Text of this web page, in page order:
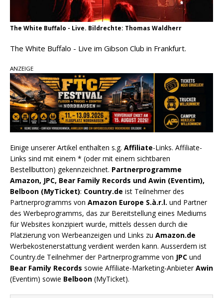
The White Buffalo - Live. Bildrechte: Thomas Waldherr
The White Buffalo - Live im Gibson Club in Frankfurt.
ANZEIGE
Einige unserer Artikel enthalten s.g. Affiliate-Links. Affiliate-
Links sind mit einem * (oder mit einem sichtbaren
Bestellbutton) gekennzeichnet. Partnerprogramme
Amazon, JPC, Bear Family Records und Awin (Eventim),
Belboon (MyTicket): Country.de ist Teilnehmer des
Partnerprogramms von Amazon Europe S.à.r.l. und Partner
des Werbeprogramms, das zur Bereitstellung eines Mediums
für Websites konzipiert wurde, mittels dessen durch die
Platzierung von Werbeanzeigen und Links zu Amazon.de
Werbekostenerstattung verdient werden kann. Ausserdem ist
Country.de Teilnehmer der Partnerprogramme von JPC und
Bear Family Records sowie Affiliate-Marketing-AnbieterAwin
(Eventim) sowie Belboon (MyTicket).